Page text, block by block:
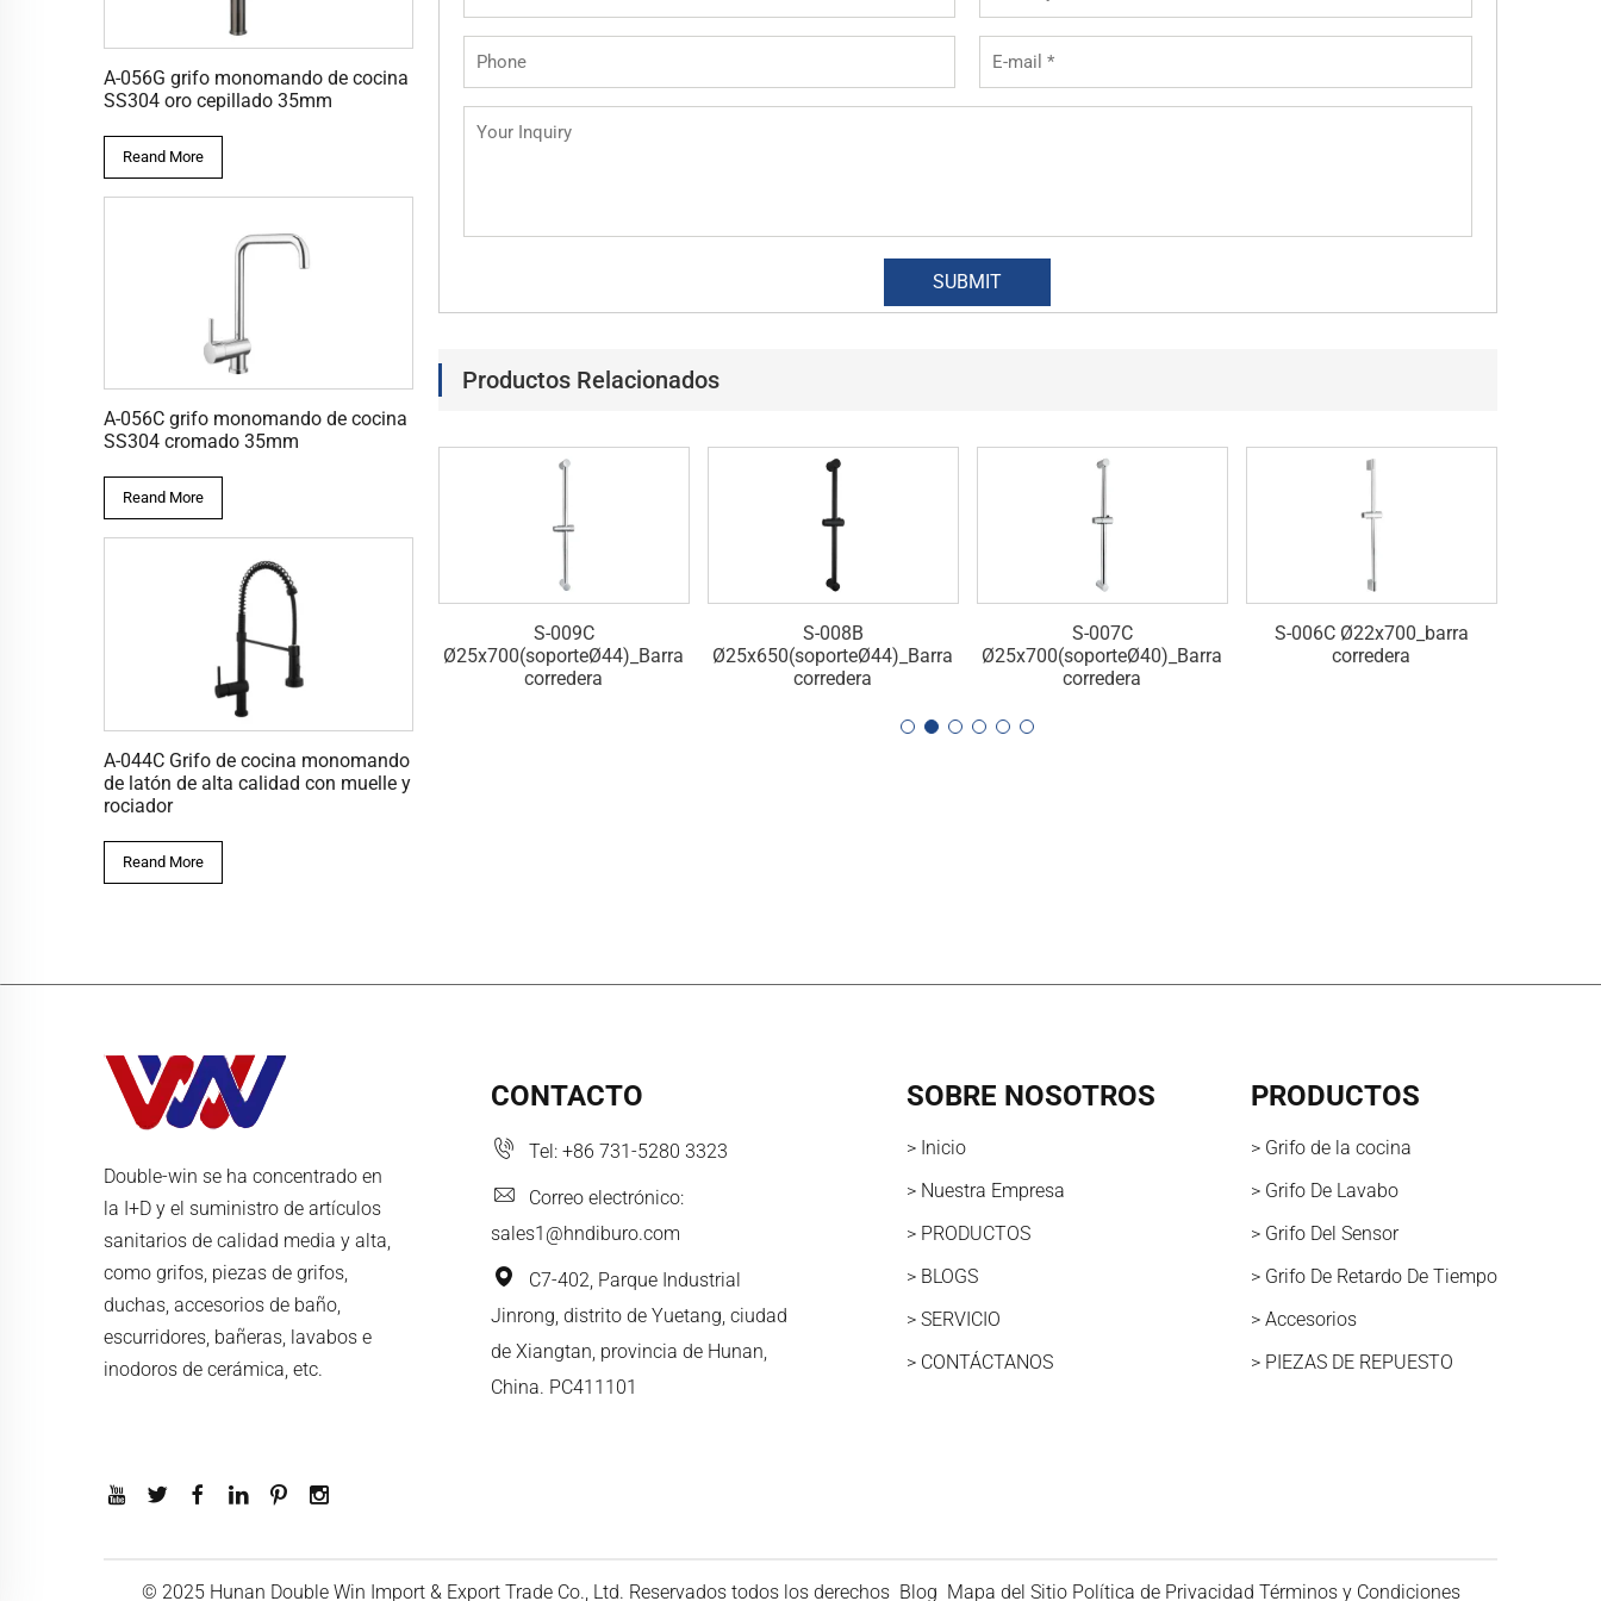
A-056G grifo monomando de cocina
SS304 oro cepillado 35mm
Reand More
A-056C grifo monomando de cocina
SS304 cromado 35mm
Reand More
A-044C Grifo de cocina monomando
de latón de alta calidad con muelle y
rociador
Reand More
Productos Relacionados
S-010C
Ø22x700(soporteØ34)_Barra
corredera c/trayer
S-009C
Ø25x700(soporteØ44)_Barra
corredera
S-008B
Ø25x650(soporteØ44)_Barra
corredera
S-007C
Ø25x700(soporteØ40)_Barra
corredera
S-006C Ø22x700_barra
corredera
Double-win se ha concentrado en
la I+D y el suministro de artículos
sanitarios de calidad media y alta,
como grifos, piezas de grifos,
duchas, accesorios de baño,
escurridores, bañeras, lavabos e
inodoros de cerámica, etc.
CONTACTO
Tel:+86 731-5280 3323
Correo electrónico:
sales1@hndiburo.com
C7-402, Parque Industrial
Jinrong, distrito de Yuetang, ciudad
de Xiangtan, provincia de Hunan,
China. PC411101
SOBRE NOSOTROS
> Inicio
> Nuestra Empresa
> PRODUCTOS
> BLOGS
> SERVICIO
> CONTÁCTANOS
PRODUCTOS
> Grifo de la cocina
> Grifo De Lavabo
> Grifo Del Sensor
> Grifo De Retardo De Tiempo
> Accesorios
> PIEZAS DE REPUESTO
© 2025 Hunan Double Win Import & Export Trade Co., Ltd. Reservados todos los derechos Blog Mapa del Sitio Política de Privacidad Términos y Condiciones